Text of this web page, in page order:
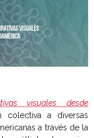
visuales desde
colectiva a diversas
a través de la